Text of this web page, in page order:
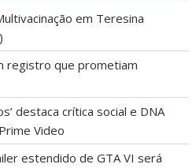
em Teresina
registro que prometiam
destaca crítica social e DNA
Video
estendido de GTA VI será